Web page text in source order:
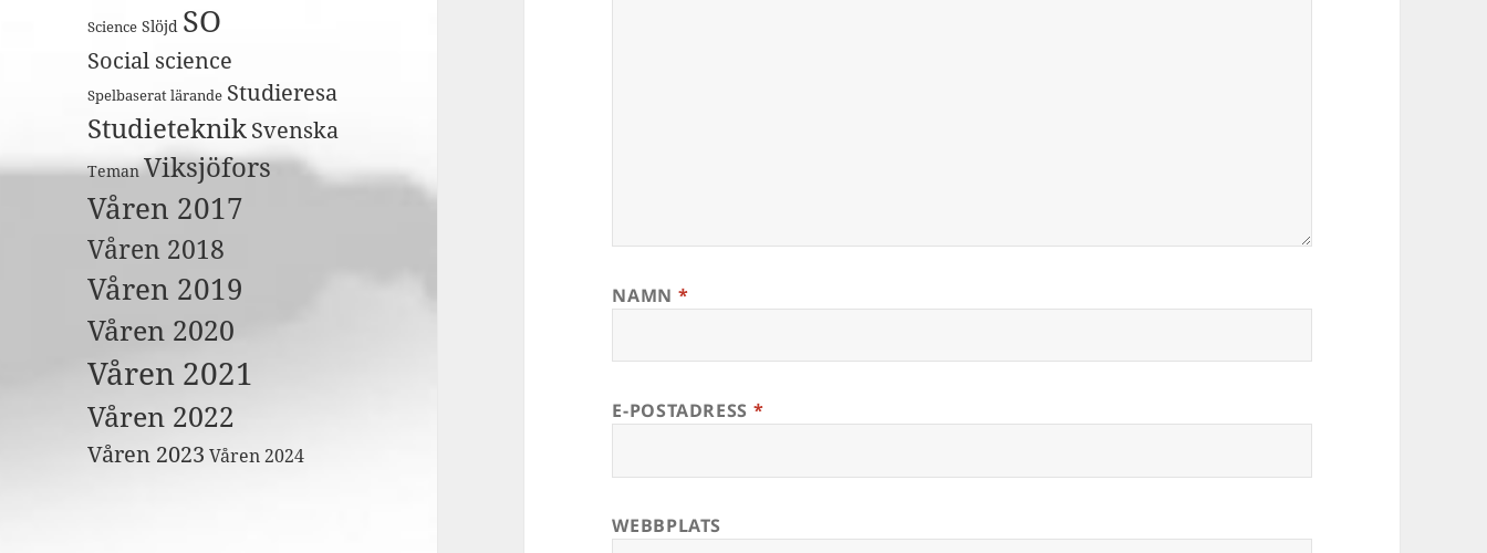
Science Slöjd SO
Social science
Spelbaserat lärande Studieresa
StudieteknikSvenska
Teman Viksjöfors
Våren 2017
Våren 2018
Våren 2019
Våren 2020
Våren 2021
Våren 2022
Våren 2023 Våren 2024
NAMN *
E-POSTADRESS *
WEBBPLATS